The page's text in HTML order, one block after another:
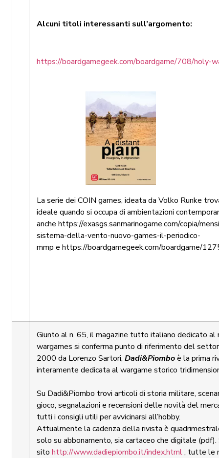
Alcuni titoli interessanti sull’argomento:
https://boardgamegeek.com/boardgame/708/holy-
La serie dei COIN games, ideata da Volko Runke
ideale quando si occupa di ambientazioni
anche https://exasgs.sanmarinogame.com/copia/
sistema-della-vento-nuovo-games-il-periodico-
mmp e https://boardgamegeek.com/boardgame/
Giunto al n. 65, il magazine tutto italiano dedicato al
wargames si conferma punto di riferimento del
2000 da Lorenzo Sartori, Dadi&Piomboè la prima
interamente dedicata al wargame storico
Su Dadi&Piombo trovi articoli di storia militare,
gioco, segnalazioni e recensioni delle novità del
tutti i consigli utili per avvicinarsi all’hobby.
Attualmente la cadenza della rivista è
solo su abbonamento, sia cartaceo che digitale (pdf).
sito http://www.dadiepiombo.it/index.html, tutte le